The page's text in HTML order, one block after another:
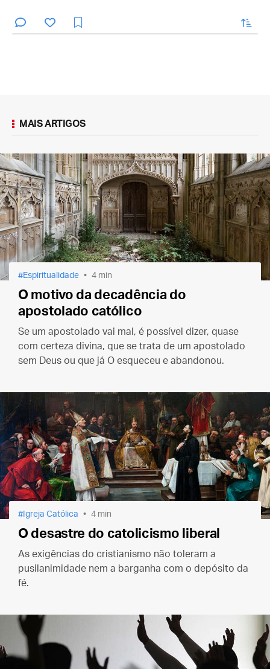
enviar
MAIS ARTIGOS
Espiritualidade 4 min
O motivo da decadência do
apostolado católico
Se um apostolado vai mal, é possível dizer, quase
com certeza divina, que se trata de um apostolado
sem Deus ou que já O esqueceu e abandonou.
Igreja Católica 4 min
O desastre do catolicismo liberal
As exigências do cristianismo não toleram a
pusilanimidade nem a barganha com o depósito da
fé.